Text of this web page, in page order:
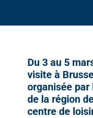
Du 3 au 5
visite à
organisée
de la région
centre de